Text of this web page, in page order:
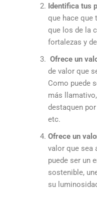
Identifica tus
que hace que
que los de la
fortalezas y
Ofrece un
de valor que
Como puede
más
destaquen
etc.
Ofrece un
valor que sea
puede ser un
sostenible,
su